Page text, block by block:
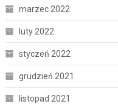
marzec 2022
luty 2022
styczeń 2022
grudzień 2021
listopad 2021